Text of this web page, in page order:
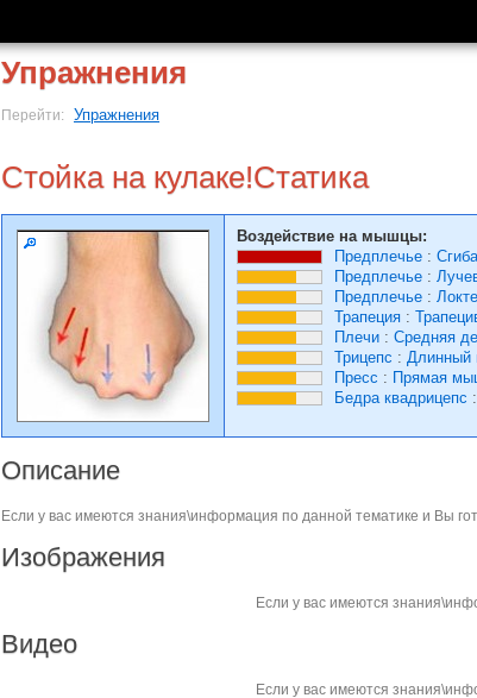
Упражнения
Перейти: Упражнения
Стойка на кулаке!Статика
Воздействие на мышцы:
Предплечье :
Предплечье :
Предплечье :
Трапеция :
Плечи : Средняя
Трицепс : Длинный
Пресс : Прямая
Бедра квадрицепс :
Описание
Если у вас имеются знания\информация по данной тематике и Вы
Изображения
Если у вас имеются
Видео
Если у вас имеются